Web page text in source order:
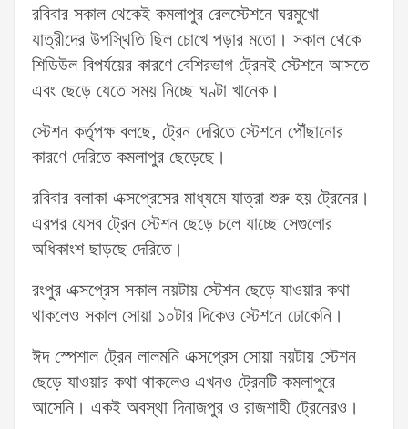
রবিবার সকাল থেকেই কমলাপুর রেলস্টেশনে ঘরমুখো
যাত্রীদের উপস্থিতি ছিল চোখে পড়ার মতো। সকাল থেকে
শিডিউল বিপর্যয়ের কারণে বেশিরভাগ ট্রেনই স্টেশনে আসতে
এবং ছেড়ে যেতে সময় নিচ্ছে ঘণ্টা খানেক।
স্টেশন কর্তৃপক্ষ বলছে, ট্রেন দেরিতে স্টেশনে পৌঁছানোর
কারণে দেরিতে কমলাপুর ছেড়েছে।
রবিবার বলাকা এক্সপ্রেসের মাধ্যমে যাত্রা শুরু হয় ট্রেনের।
এরপর যেসব ট্রেন স্টেশন ছেড়ে চলে যাচ্ছে সেগুলোর
অধিকাংশ ছাড়ছে দেরিতে।
রংপুর এক্সপ্রেস সকাল নয়টায় স্টেশন ছেড়ে যাওয়ার কথা
থাকলেও সকাল সোয়া ১০টার দিকেও স্টেশনে ঢোকেনি।
ঈদ স্পেশাল ট্রেন লালমনি এক্সপ্রেস সোয়া নয়টায় স্টেশন
ছেড়ে যাওয়ার কথা থাকলেও এখনও ট্রেনটি কমলাপুরে
আসেনি। একই অবস্থা দিনাজপুর ও রাজশাহী ট্রেনেরও।